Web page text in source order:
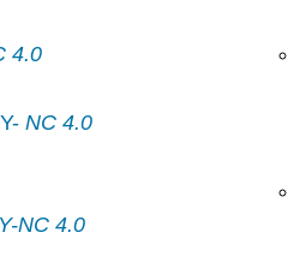
4.0
— CC BY- NC 4.0
NC 4.0